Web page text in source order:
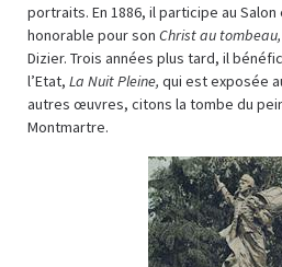
portraits. En 1886, il participe au
honorable pour son Christ au tombeau,
Dizier. Trois années plus tard, il
l’Etat, La Nuit Pleine, qui est exposée
autres œuvres, citons la tombe du
Montmartre.